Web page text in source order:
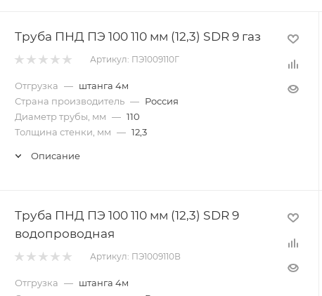
Труба ПНД ПЭ 100 110 мм (12,3) SDR 9 газ
Артикул: ПЭ1009110Г
Отгрузка — штанга 4м
Страна производитель — Россия
Диаметр трубы, мм — 110
Толщина стенки, мм — 12,3
Описание
Труба ПНД ПЭ 100 110 мм (12,3) SDR 9
водопроводная
Артикул: ПЭ1009110В
Отгрузка — штанга 4м